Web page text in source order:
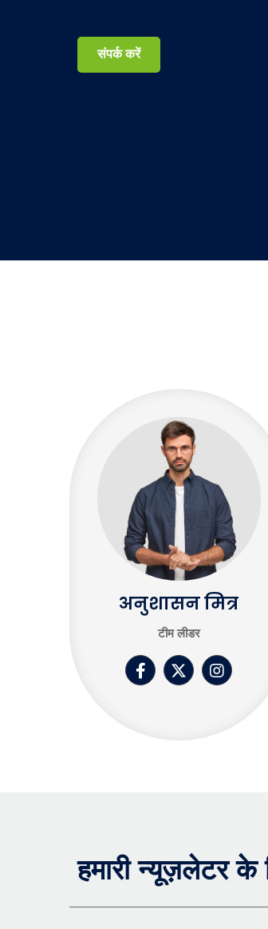
संपर्क करें
अनुशासन मित्र
टीम लीडर
हमारी न्यूज़लेटर